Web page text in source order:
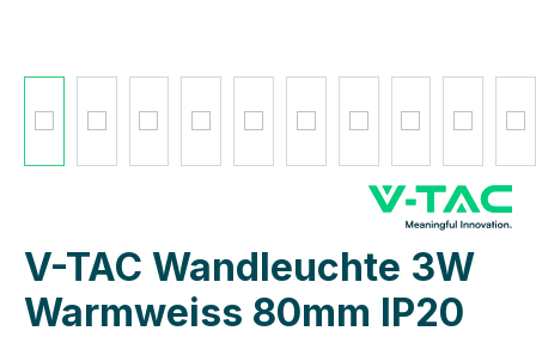
V-TAC Wandleuchte 3W
Warmweiss 80mm IP20